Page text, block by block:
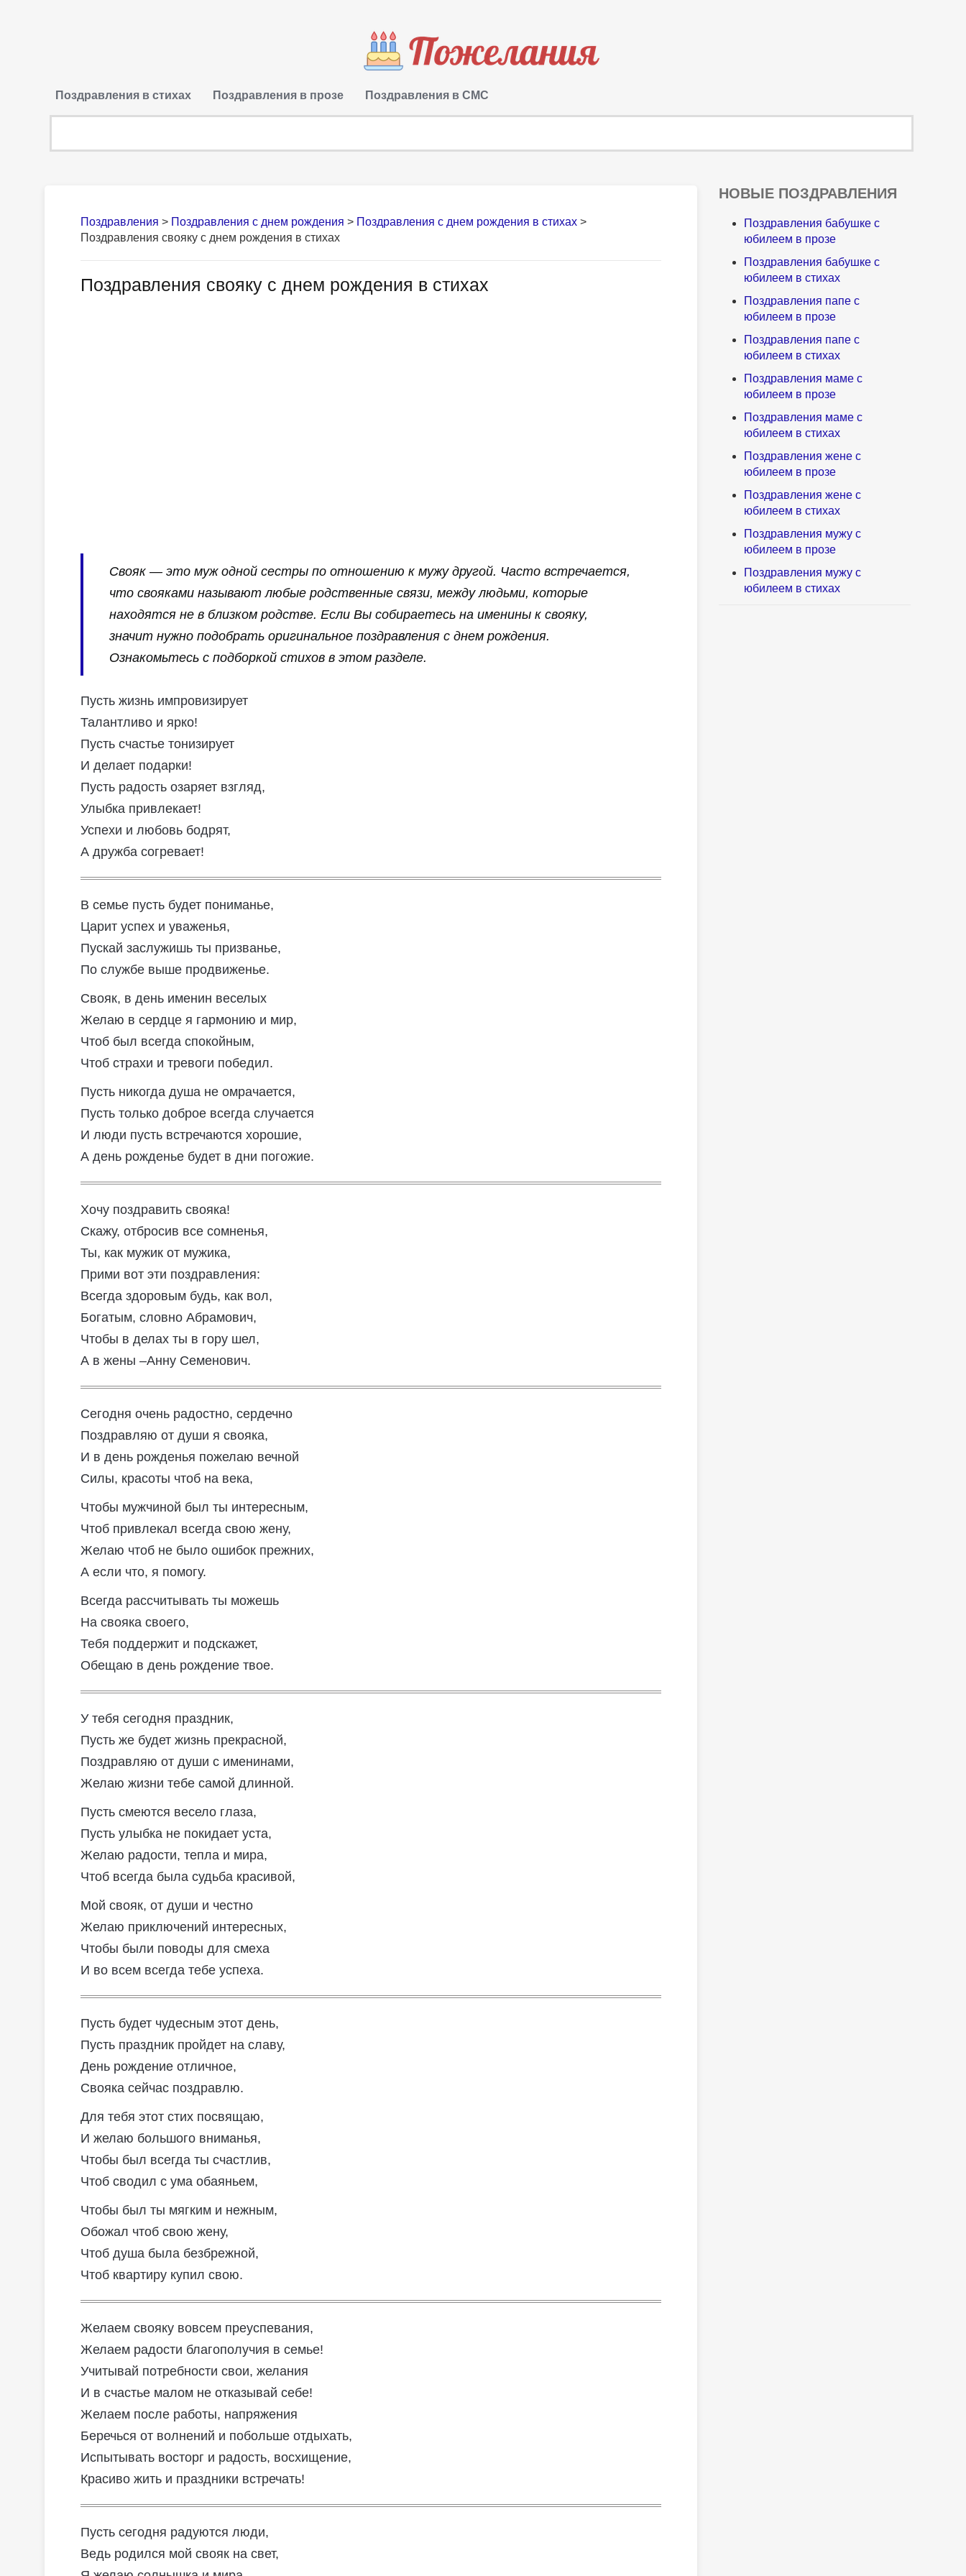
Поздравления в стихах Поздравления в прозе Поздравления в СМС
Поздравления > Поздравления с днем рождения > Поздравления с днем рождения в стихах >
Поздравления свояку с днем рождения в стихах
Поздравления свояку с днем рождения в стихах
Свояк — это муж одной сестры по отношению к мужу другой. Часто встречается,
что свояками называют любые родственные связи, между людьми, которые
находятся не в близком родстве. Если Вы собираетесь на именины к свояку,
значит нужно подобрать оригинальное поздравления с днем рождения.
Ознакомьтесь с подборкой стихов в этом разделе.
Пусть жизнь импровизирует
Талантливо и ярко!
Пусть счастье тонизирует
И делает подарки!
Пусть радость озаряет взгляд,
Улыбка привлекает!
Успехи и любовь бодрят,
А дружба согревает!
В семье пусть будет пониманье,
Царит успех и уваженья,
Пускай заслужишь ты призванье,
По службе выше продвиженье.
Свояк, в день именин веселых
Желаю в сердце я гармонию и мир,
Чтоб был всегда спокойным,
Чтоб страхи и тревоги победил.
Пусть никогда душа не омрачается,
Пусть только доброе всегда случается
И люди пусть встречаются хорошие,
А день рожденье будет в дни погожие.
Хочу поздравить свояка!
Скажу, отбросив все сомненья,
Ты, как мужик от мужика,
Прими вот эти поздравления:
Всегда здоровым будь, как вол,
Богатым, словно Абрамович,
Чтобы в делах ты в гору шел,
А в жены –Анну Семенович.
Сегодня очень радостно, сердечно
Поздравляю от души я свояка,
И в день рожденья пожелаю вечной
Силы, красоты чтоб на века,
Чтобы мужчиной был ты интересным,
Чтоб привлекал всегда свою жену,
Желаю чтоб не было ошибок прежних,
А если что, я помогу.
Всегда рассчитывать ты можешь
На свояка своего,
Тебя поддержит и подскажет,
Обещаю в день рождение твое.
У тебя сегодня праздник,
Пусть же будет жизнь прекрасной,
Поздравляю от души с именинами,
Желаю жизни тебе самой длинной.
Пусть смеются весело глаза,
Пусть улыбка не покидает уста,
Желаю радости, тепла и мира,
Чтоб всегда была судьба красивой,
Мой свояк, от души и честно
Желаю приключений интересных,
Чтобы были поводы для смеха
И во всем всегда тебе успеха.
Пусть будет чудесным этот день,
Пусть праздник пройдет на славу,
День рождение отличное,
Свояка сейчас поздравлю.
Для тебя этот стих посвящаю,
И желаю большого вниманья,
Чтобы был всегда ты счастлив,
Чтоб сводил с ума обаяньем,
Чтобы был ты мягким и нежным,
Обожал чтоб свою жену,
Чтоб душа была безбрежной,
Чтоб квартиру купил свою.
Желаем свояку вовсем преуспевания,
Желаем радости благополучия в семье!
Учитывай потребности свои, желания
И в счастье малом не отказывай себе!
Желаем после работы, напряжения
Беречься от волнений и побольше отдыхать,
Испытывать восторг и радость, восхищение,
Красиво жить и праздники встречать!
Пусть сегодня радуются люди,
Ведь родился мой свояк на свет,
НОВЫЕ ПОЗДРАВЛЕНИЯ
Поздравления бабушке с
юбилеем в прозе
Поздравления бабушке с
юбилеем в стихах
Поздравления папе с
юбилеем в прозе
Поздравления папе с
юбилеем в стихах
Поздравления маме с
юбилеем в прозе
Поздравления маме с
юбилеем в стихах
Поздравления жене с
юбилеем в прозе
Поздравления жене с
юбилеем в стихах
Поздравления мужу с
юбилеем в прозе
Поздравления мужу с
юбилеем в стихах